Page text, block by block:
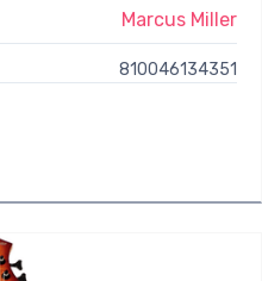
Marcus Miller
810046134351